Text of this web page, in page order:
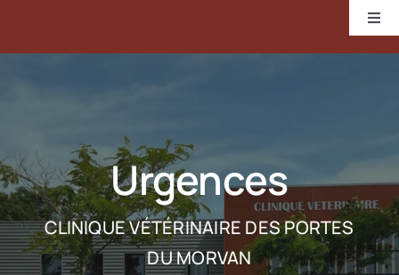
contenu
Canine / féline
Rurale
Urgences
CLINIQUE VÉTÉRINAIRE DES PORTES
DU MORVAN